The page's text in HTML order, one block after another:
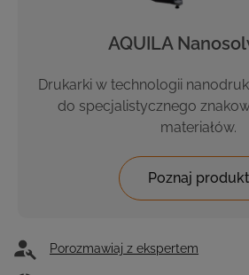
AQUILA
Drukarki w technologii
do specjalistycznego
materiałów.
Poznaj produkt
Porozmawiaj z ekspertem